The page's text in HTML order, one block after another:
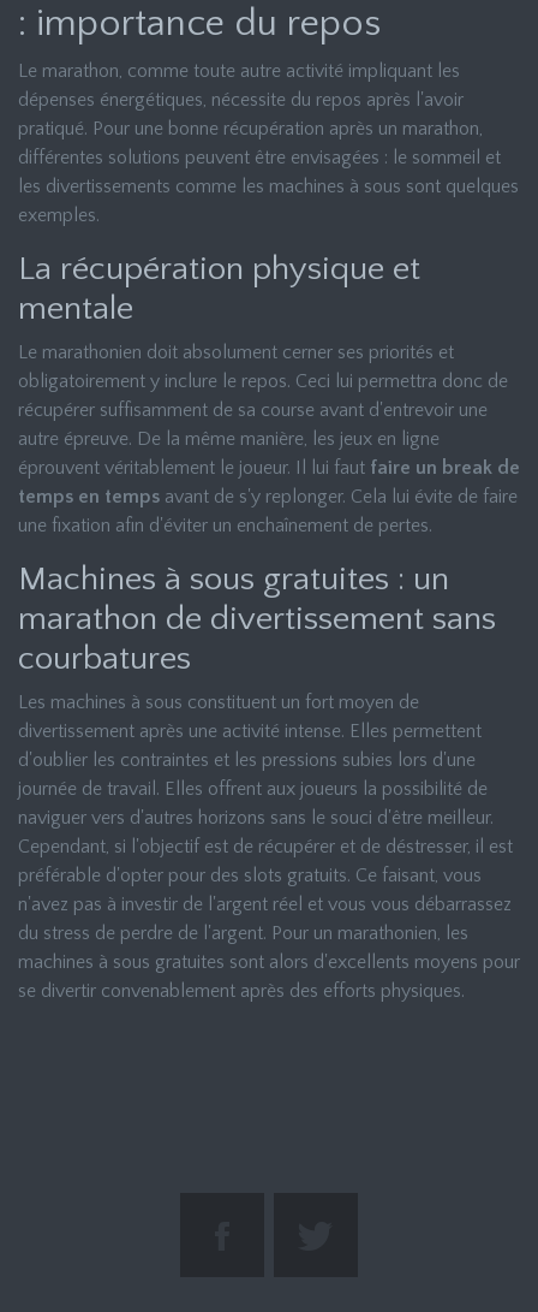
: importance du repos
Le marathon, comme toute autre activité impliquant les
dépenses énergétiques, nécessite du repos après l'avoir
pratiqué. Pour une bonne récupération après un marathon,
différentes solutions peuvent être envisagées : le sommeil et
les divertissements comme les machines à sous sont quelques
exemples.
La récupération physique et
mentale
Le marathonien doit absolument cerner ses priorités et
obligatoirement y inclure le repos. Ceci lui permettra donc de
récupérer suffisamment de sa course avant d'entrevoir une
autre épreuve. De la même manière, les jeux en ligne
éprouvent véritablement le joueur. Il lui faut faire un break de
temps en temps avant de s'y replonger. Cela lui évite de faire
une fixation afin d'éviter un enchaînement de pertes.
Machines à sous gratuites : un
marathon de divertissement sans
courbatures
Les machines à sous constituent un fort moyen de
divertissement après une activité intense. Elles permettent
d'oublier les contraintes et les pressions subies lors d'une
journée de travail. Elles offrent aux joueurs la possibilité de
naviguer vers d'autres horizons sans le souci d'être meilleur.
Cependant, si l'objectif est de récupérer et de déstresser, il est
préférable d'opter pour des slots gratuits. Ce faisant, vous
n'avez pas à investir de l'argent réel et vous vous débarrassez
du stress de perdre de l'argent. Pour un marathonien, les
machines à sous gratuites sont alors d'excellents moyens pour
se divertir convenablement après des efforts physiques.